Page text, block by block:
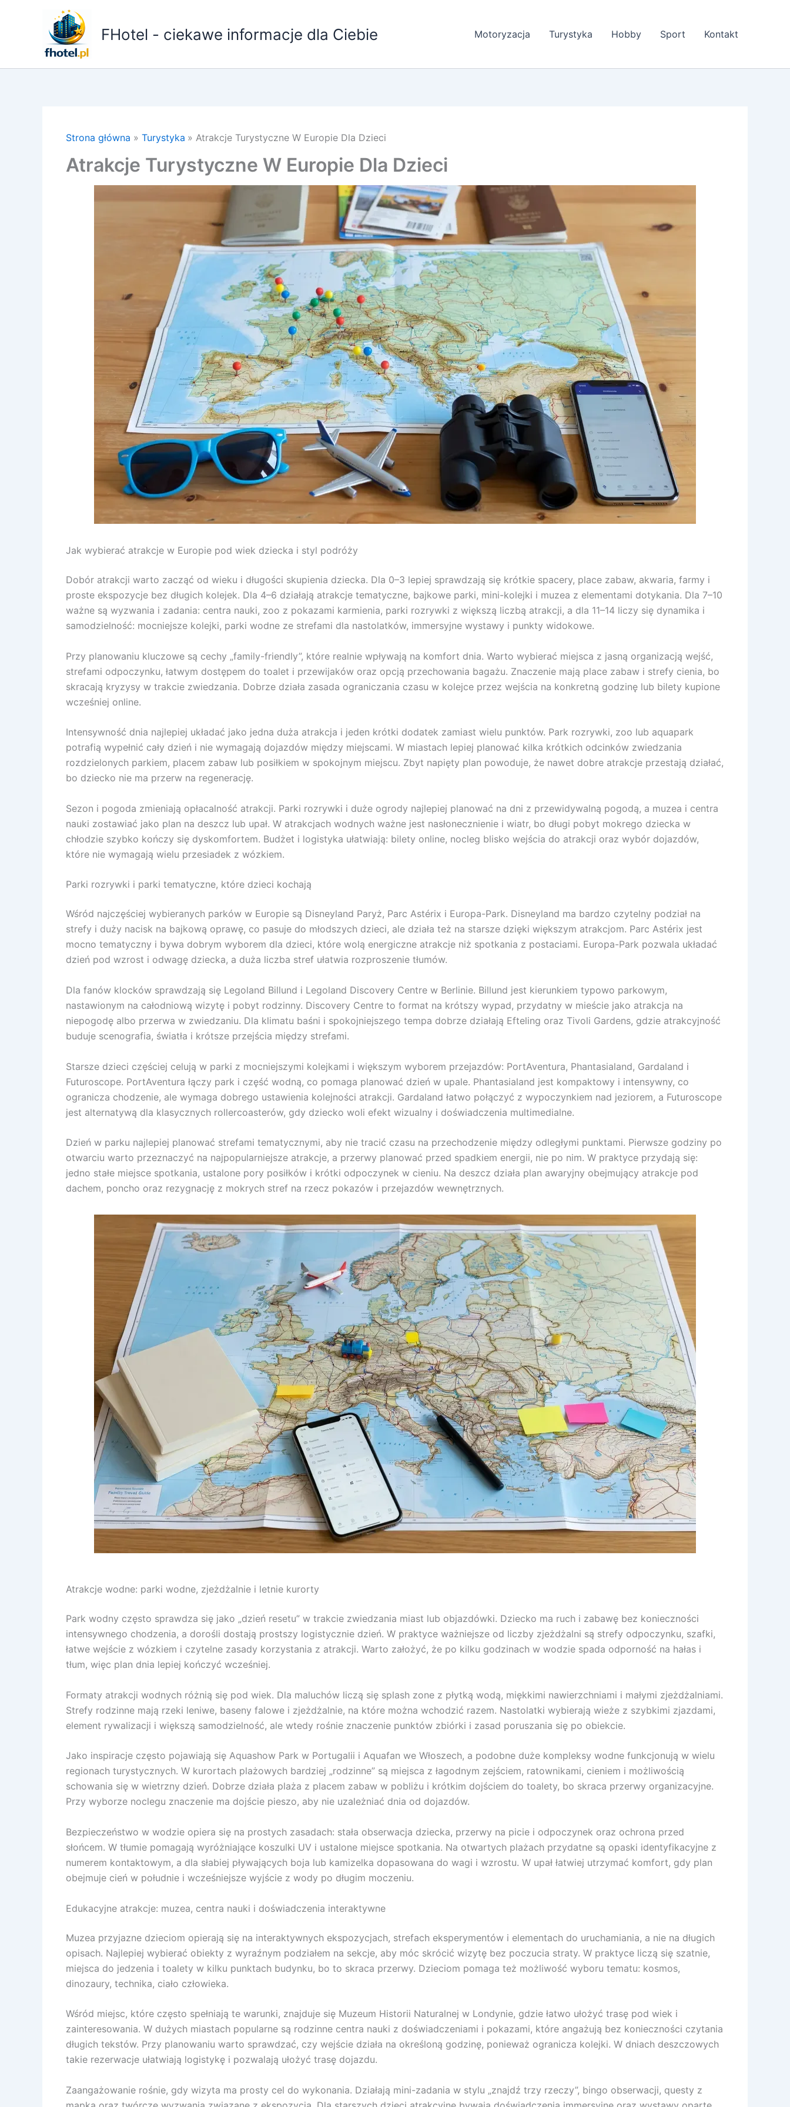
FHotel - ciekawe informacje dla Ciebie Motoryzacja Turystyka Hobby Sport Kontakt
Strona główna Turystyka Atrakcje Turystyczne W Europie Dla Dzieci
Atrakcje Turystyczne W Europie Dla Dzieci
Jak wybierać atrakcje w Europie pod wiek dziecka i styl podróży
Dobór atrakcji warto zacząć od wieku i długości skupienia dziecka. Dla 0–3 lepiej sprawdzają się krótkie spacery, place zabaw, akwaria, farmy i
proste ekspozycje bez długich kolejek. Dla 4–6 działają atrakcje tematyczne, bajkowe parki, mini-kolejki i muzea z elementami dotykania. Dla 7–10
ważne są wyzwania i zadania: centra nauki, zoo z pokazami karmienia, parki rozrywki z większą liczbą atrakcji, a dla 11–14 liczy się dynamika i
samodzielność: mocniejsze kolejki, parki wodne ze strefami dla nastolatków, immersyjne wystawy i punkty widokowe.
Przy planowaniu kluczowe są cechy „family-friendly”, które realnie wpływają na komfort dnia. Warto wybierać miejsca z jasną organizacją wejść,
strefami odpoczynku, łatwym dostępem do toalet i przewijaków oraz opcją przechowania bagażu. Znaczenie mają place zabaw i strefy cienia, bo
skracają kryzysy w trakcie zwiedzania. Dobrze działa zasada ograniczania czasu w kolejce przez wejścia na konkretną godzinę lub bilety kupione
wcześniej online.
Intensywność dnia najlepiej układać jako jedna duża atrakcja i jeden krótki dodatek zamiast wielu punktów. Park rozrywki, zoo lub aquapark
potrafią wypełnić cały dzień i nie wymagają dojazdów między miejscami. W miastach lepiej planować kilka krótkich odcinków zwiedzania
rozdzielonych parkiem, placem zabaw lub posiłkiem w spokojnym miejscu. Zbyt napięty plan powoduje, że nawet dobre atrakcje przestają działać,
bo dziecko nie ma przerw na regenerację.
Sezon i pogoda zmieniają opłacalność atrakcji. Parki rozrywki i duże ogrody najlepiej planować na dni z przewidywalną pogodą, a muzea i centra
nauki zostawiać jako plan na deszcz lub upał. W atrakcjach wodnych ważne jest nasłonecznienie i wiatr, bo długi pobyt mokrego dziecka w
chłodzie szybko kończy się dyskomfortem. Budżet i logistyka ułatwiają: bilety online, nocleg blisko wejścia do atrakcji oraz wybór dojazdów,
które nie wymagają wielu przesiadek z wózkiem.
Parki rozrywki i parki tematyczne, które dzieci kochają
Wśród najczęściej wybieranych parków w Europie są Disneyland Paryż, Parc Astérix i Europa-Park. Disneyland ma bardzo czytelny podział na
strefy i duży nacisk na bajkową oprawę, co pasuje do młodszych dzieci, ale działa też na starsze dzięki większym atrakcjom. Parc Astérix jest
mocno tematyczny i bywa dobrym wyborem dla dzieci, które wolą energiczne atrakcje niż spotkania z postaciami. Europa-Park pozwala układać
dzień pod wzrost i odwagę dziecka, a duża liczba stref ułatwia rozproszenie tłumów.
Dla fanów klocków sprawdzają się Legoland Billund i Legoland Discovery Centre w Berlinie. Billund jest kierunkiem typowo parkowym,
nastawionym na całodniową wizytę i pobyt rodzinny. Discovery Centre to format na krótszy wypad, przydatny w mieście jako atrakcja na
niepogodę albo przerwa w zwiedzaniu. Dla klimatu baśni i spokojniejszego tempa dobrze działają Efteling oraz Tivoli Gardens, gdzie atrakcyjność
buduje scenografia, światła i krótsze przejścia między strefami.
Starsze dzieci częściej celują w parki z mocniejszymi kolejkami i większym wyborem przejazdów: PortAventura, Phantasialand, Gardaland i
Futuroscope. PortAventura łączy park i część wodną, co pomaga planować dzień w upale. Phantasialand jest kompaktowy i intensywny, co
ogranicza chodzenie, ale wymaga dobrego ustawienia kolejności atrakcji. Gardaland łatwo połączyć z wypoczynkiem nad jeziorem, a Futuroscope
jest alternatywą dla klasycznych rollercoasterów, gdy dziecko woli efekt wizualny i doświadczenia multimedialne.
Dzień w parku najlepiej planować strefami tematycznymi, aby nie tracić czasu na przechodzenie między odległymi punktami. Pierwsze godziny po
otwarciu warto przeznaczyć na najpopularniejsze atrakcje, a przerwy planować przed spadkiem energii, nie po nim. W praktyce przydają się:
jedno stałe miejsce spotkania, ustalone pory posiłków i krótki odpoczynek w cieniu. Na deszcz działa plan awaryjny obejmujący atrakcje pod
dachem, poncho oraz rezygnację z mokrych stref na rzecz pokazów i przejazdów wewnętrznych.
Atrakcje wodne: parki wodne, zjeżdżalnie i letnie kurorty
Park wodny często sprawdza się jako „dzień resetu” w trakcie zwiedzania miast lub objazdówki. Dziecko ma ruch i zabawę bez konieczności
intensywnego chodzenia, a dorośli dostają prostszy logistycznie dzień. W praktyce ważniejsze od liczby zjeżdżalni są strefy odpoczynku, szafki,
łatwe wejście z wózkiem i czytelne zasady korzystania z atrakcji. Warto założyć, że po kilku godzinach w wodzie spada odporność na hałas i
tłum, więc plan dnia lepiej kończyć wcześniej.
Formaty atrakcji wodnych różnią się pod wiek. Dla maluchów liczą się splash zone z płytką wodą, miękkimi nawierzchniami i małymi zjeżdżalniami.
Strefy rodzinne mają rzeki leniwe, baseny falowe i zjeżdżalnie, na które można wchodzić razem. Nastolatki wybierają wieże z szybkimi zjazdami,
element rywalizacji i większą samodzielność, ale wtedy rośnie znaczenie punktów zbiórki i zasad poruszania się po obiekcie.
Jako inspiracje często pojawiają się Aquashow Park w Portugalii i Aquafan we Włoszech, a podobne duże kompleksy wodne funkcjonują w wielu
regionach turystycznych. W kurortach plażowych bardziej „rodzinne” są miejsca z łagodnym zejściem, ratownikami, cieniem i możliwością
schowania się w wietrzny dzień. Dobrze działa plaża z placem zabaw w pobliżu i krótkim dojściem do toalety, bo skraca przerwy organizacyjne.
Przy wyborze noclegu znaczenie ma dojście pieszo, aby nie uzależniać dnia od dojazdów.
Bezpieczeństwo w wodzie opiera się na prostych zasadach: stała obserwacja dziecka, przerwy na picie i odpoczynek oraz ochrona przed
słońcem. W tłumie pomagają wyróżniające koszulki UV i ustalone miejsce spotkania. Na otwartych plażach przydatne są opaski identyfikacyjne z
numerem kontaktowym, a dla słabiej pływających boja lub kamizelka dopasowana do wagi i wzrostu. W upał łatwiej utrzymać komfort, gdy plan
obejmuje cień w południe i wcześniejsze wyjście z wody po długim moczeniu.
Edukacyjne atrakcje: muzea, centra nauki i doświadczenia interaktywne
Muzea przyjazne dzieciom opierają się na interaktywnych ekspozycjach, strefach eksperymentów i elementach do uruchamiania, a nie na długich
opisach. Najlepiej wybierać obiekty z wyraźnym podziałem na sekcje, aby móc skrócić wizytę bez poczucia straty. W praktyce liczą się szatnie,
miejsca do jedzenia i toalety w kilku punktach budynku, bo to skraca przerwy. Dzieciom pomaga też możliwość wyboru tematu: kosmos,
dinozaury, technika, ciało człowieka.
Wśród miejsc, które często spełniają te warunki, znajduje się Muzeum Historii Naturalnej w Londynie, gdzie łatwo ułożyć trasę pod wiek i
zainteresowania. W dużych miastach popularne są rodzinne centra nauki z doświadczeniami i pokazami, które angażują bez konieczności czytania
długich tekstów. Przy planowaniu warto sprawdzać, czy wejście działa na określoną godzinę, ponieważ ogranicza kolejki. W dniach deszczowych
takie rezerwacje ułatwiają logistykę i pozwalają ułożyć trasę dojazdu.
Zaangażowanie rośnie, gdy wizyta ma prosty cel do wykonania. Działają mini-zadania w stylu „znajdź trzy rzeczy”, bingo obserwacji, questy z